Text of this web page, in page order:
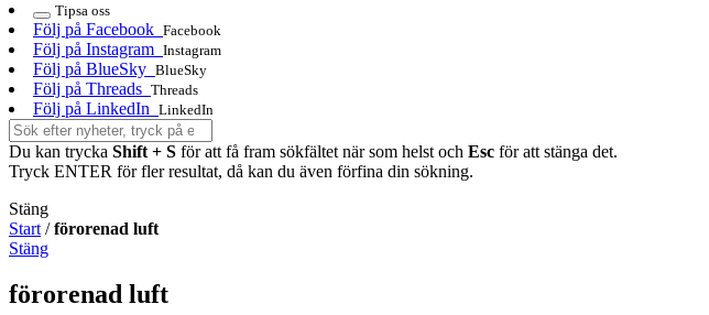
Tipsa oss
Följ på Facebook Facebook
Följ på Instagram Instagram
Följ på BlueSky BlueSky
Följ på Threads Threads
Följ på LinkedIn LinkedIn
Du kan trycka Shift + S för att få fram sökfältet när som helst och Esc för att stänga det.
Tryck ENTER för fler resultat, då kan du även förfina din sökning.
Stäng
Start /förorenad luft
Stäng
förorenad luft